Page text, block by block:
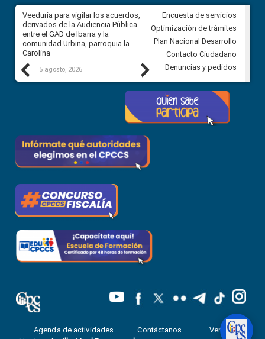
Previous
Veeduría para vigilar los acuerdos,
derivados de la Audiencia Pública
entre el GAD de Ibarra y la
comunidad Urbina, parroquia la
Carolina
5 agosto, 2026
CPCCS convoca a Veeduría
Ciudadana para vigilar el
5 agosto, 2026
Next
Encuesta de servicios
Optimización de trámites
Plan Nacional Desarrollo
Contacto Ciudadano
Denuncias y pedidos
Agenda de actividades Contáctanos
Ventanilla